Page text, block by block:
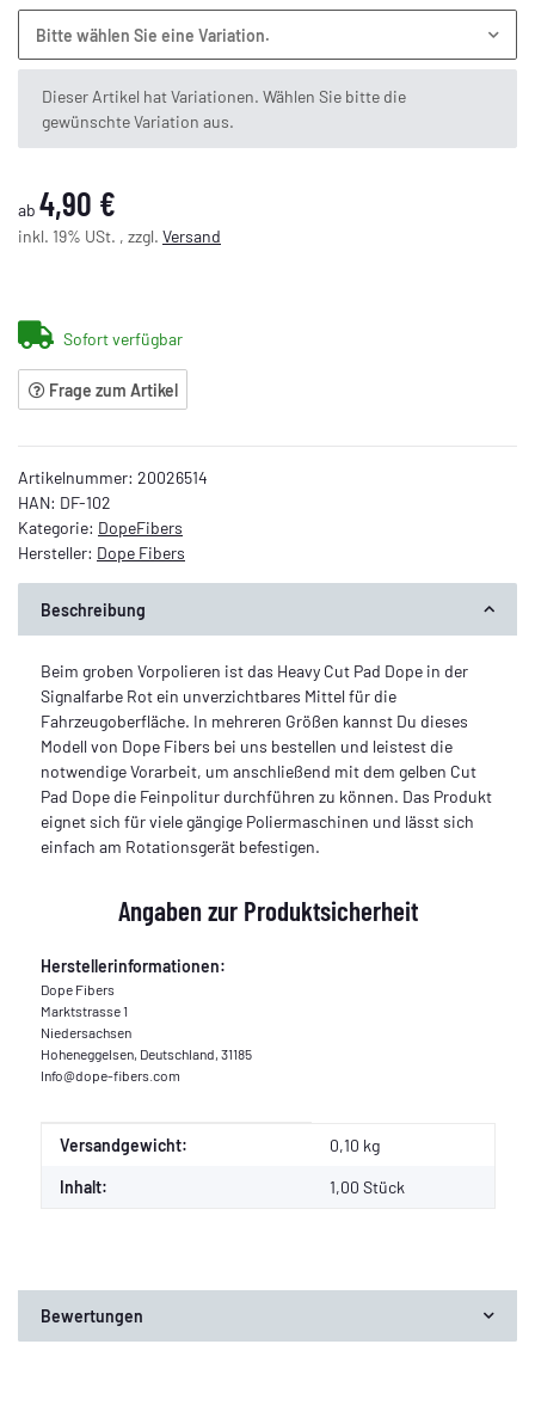
Bitte wählen Sie eine Variation.
x
Dieser Artikel hat Variationen. Wählen Sie bitte die
gewünschte Variation aus.
ab 4,90 €
inkl. 19% USt. , zzgl. Versand
Sofort verfügbar
Frage zum Artikel
Artikelnummer: 20026514
HAN: DF-102
Kategorie: DopeFibers
Hersteller: Dope Fibers
Beschreibung
Beim groben Vorpolieren ist das Heavy Cut Pad Dope in der
Signalfarbe Rot ein unverzichtbares Mittel für die
Fahrzeugoberfläche. In mehreren Größen kannst Du dieses
Modell von Dope Fibers bei uns bestellen und leistest die
notwendige Vorarbeit, um anschließend mit dem gelben Cut
Pad Dope die Feinpolitur durchführen zu können. Das Produkt
eignet sich für viele gängige Poliermaschinen und lässt sich
einfach am Rotationsgerät befestigen.
Angaben zur Produktsicherheit
Herstellerinformationen:
Dope Fibers
Marktstrasse 1
Niedersachsen
Hoheneggelsen, Deutschland, 31185
Info@dope-fibers.com
Produkteigenschaft
Wert
Versandgewicht: 0,10 kg
Inhalt: 1,00 Stück
Bewertungen